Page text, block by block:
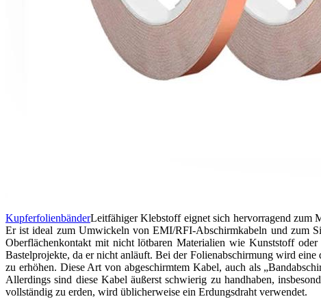
KupferfolienbänderLeitfähiger Klebstoff eignet sich hervorragend zum
Er ist ideal zum Umwickeln von EMI/RFI-Abschirmkabeln und zum
Oberflächenkontakt mit nicht lötbaren Materialien wie Kunststoff
Bastelprojekte, da er nicht anläuft. Bei der Folienabschirmung wird
zu erhöhen. Diese Art von abgeschirmtem Kabel, auch als
Allerdings sind diese Kabel äußerst schwierig zu handhaben,
vollständig zu erden, wird üblicherweise ein Erdungsdraht verwendet.